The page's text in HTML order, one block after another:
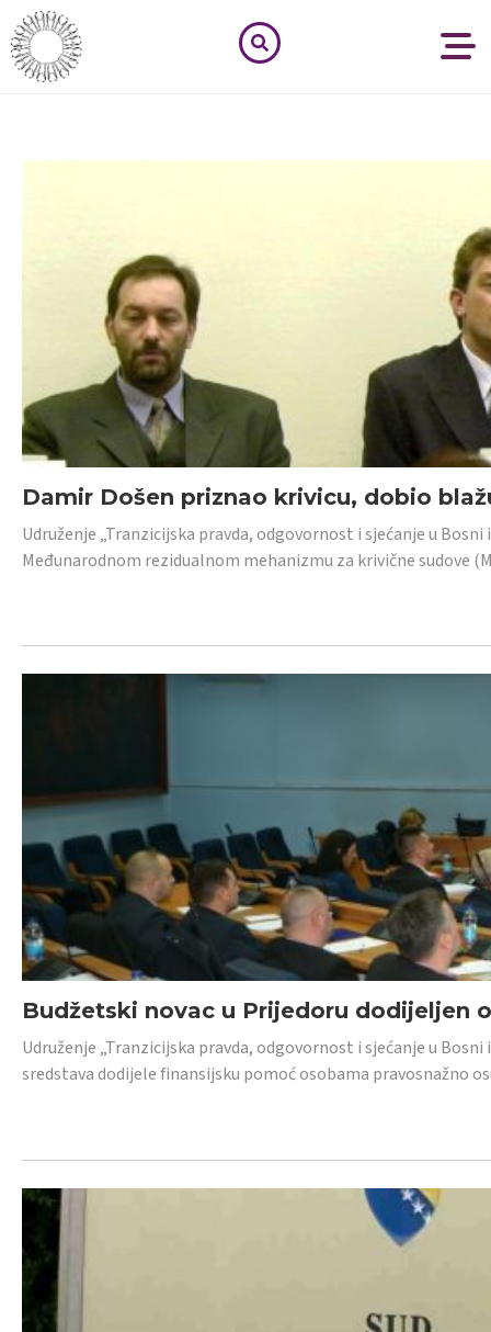
Damir Došen priznao krivicu, dobio
Udruženje „Tranzicijska pravda, odgovornost i sjećanje u
Međunarodnom rezidualnom mehanizmu za krivične sudove
Budžetski novac u Prijedoru dodijeljen
Udruženje „Tranzicijska pravda, odgovornost i sjećanje u
sredstava dodijele finansijsku pomoć osobama pravosnažno